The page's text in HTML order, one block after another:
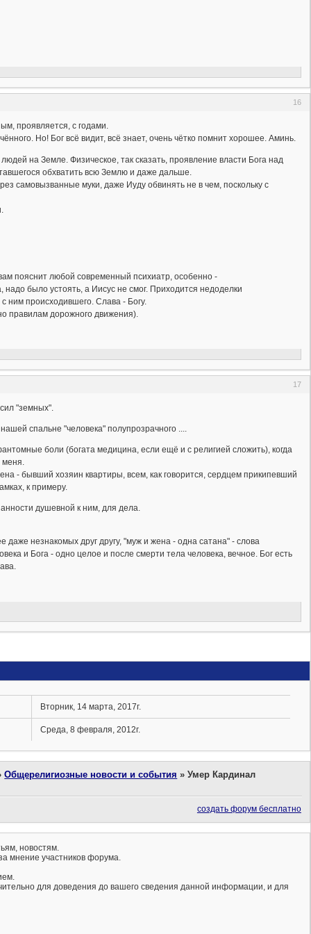
16
проявляется, с годами.
Но! Бог всё видит, всё знает, очень чётко помнит хорошее. Аминь.
на Земле. Физическое, так сказать, проявление власти Бога над
обхватить всю Землю и даже дальше.
самовызванные муки, даже Иуду обвинять не в чем, поскольку с
пояснит любой современный психиатр, особенно -
было устоять, а Иисус не смог. Приходится недоделки
ним происходившего. Слава - Богу.
правилам дорожного движения).
17
"земных".
спальне "человека" полупрозрачного ....
боли (богата медицина, если ещё и с религией сложить), когда
меня.
- бывший хозяин квартиры, всем, как говорится, сердцем прикипевший
к примеру.
душевной к ним, для дела.
незнакомых друг другу, "муж и жена - одна сатана" - слова
и Бога - одно целое и после смерти тела человека, вечное. Бог есть
Вторник, 14 марта, 2017г.
Среда, 8 февраля, 2012г.
Общерелигиозные новости и события »Умер Кардинал
создать форум бесплатно
новостям.
мнение участников форума.
для доведения до вашего сведения данной информации, и для